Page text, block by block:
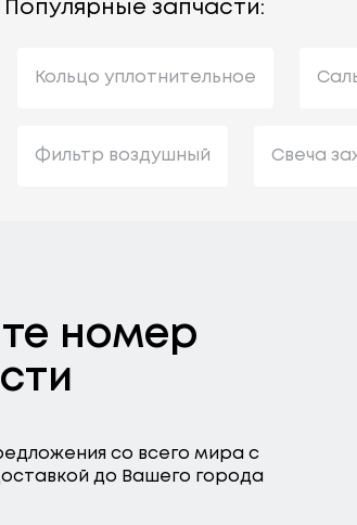
Популярные запчасти:
Кольцо уплотнительное
Фильтр воздушный Свеча
номер
со всего мира с
до Вашего города